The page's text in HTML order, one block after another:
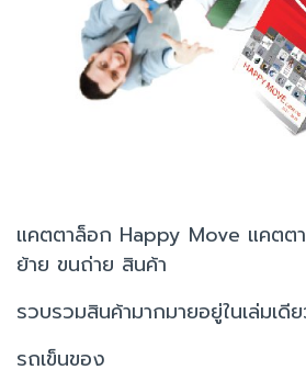
แคตตาล็อก Happy Move แคตต
ย้าย ขนถ่าย สินค้า
รวบรวมสินค้ามากมายอยู่ในเล่มเดี
รถเข็นของ